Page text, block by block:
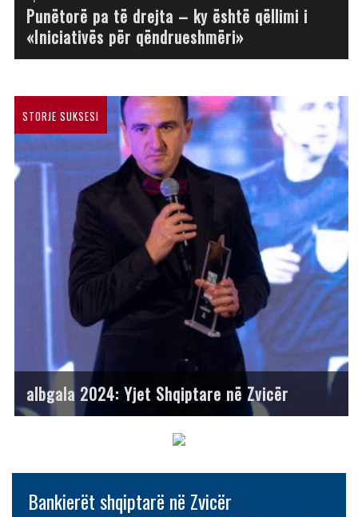
Punëtorë pa të drejta – ky është qëllimi i
«Iniciativës për qëndrueshmëri»
STORJE SUKSESI
albgala 2024: Yjet Shqiptare në Zvicër
Bankierët shqiptarë në Zvicër